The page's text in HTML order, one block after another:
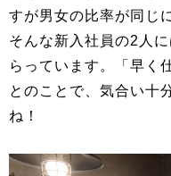
すが男女の比率が同じ
そんな新入社員の2人
らっています。「早く
とのことで、気合い十
ね！